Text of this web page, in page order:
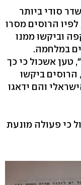
סודי ביותר
לפיו הרוסים מסרו
וביקשו ממנו
במלחמה.
טען אשכול כי כך
הרוסים ביקשו
והם ידאגו
כי פעולה מונעת